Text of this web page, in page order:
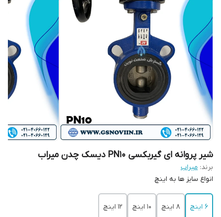
شیر پروانه ای گیربکسی PN10 دیسک چدن میراب
برند: میراب
انواع سایز ها به اینچ
6 اینچ 8 اینچ 10 اینچ 12 اینچ